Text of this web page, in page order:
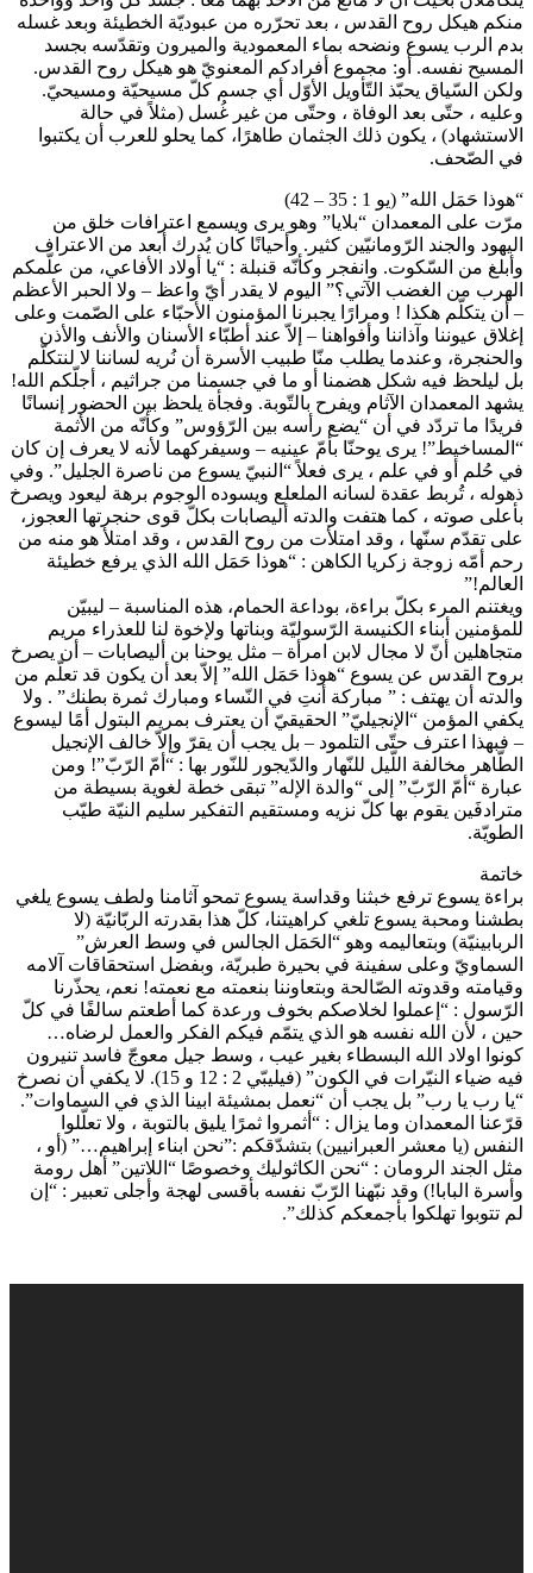
منكم هيكل روح القدس ، بعد تحرّره من عبوديّة الخطيئة وبعد غسله
بدم الرب يسوع ونضحه بماء المعمودية والميرون وتقدّسه بجسد
المسيح نفسه. أو: مجموع أفرادكم المعنويّ هو هيكل روح القدس.
ولكن السّياق يحبّذ التّأويل الأوّل أي جسم كلّ مسيحيّة ومسيحيّ.
وعليه ، حتّى بعد الوفاة ، وحتّى من غير غُسل (مثلاً في حالة
الاستشهاد) ، يكون ذلك الجثمان طاهرًا، كما يحلو للعرب أن يكتبوا
في الصّحف.
“هوذا حَمَل الله” (يو 1 : 35 – 42)
مرّت على المعمدان “بلايا” وهو يرى ويسمع اعترافات خلق من
اليهود والجند الرّومانيّين كثير. وأحيانًا كان يُدرك أبعد من الاعتراف
وأبلغ من السّكوت. وانفجر وكأنّه قنبلة : “يا أولاد الأفاعي، من علّمكم
الهرب من الغضب الآتي؟” اليوم لا يقدر أيّ واعظ – ولا الحبر الأعظم
– أن يتكلّم هكذا ! ومرارًا يجبرنا المؤمنون الأحبّاء على الصّمت وعلى
إغلاق عيوننا وآذاننا وأفواهنا – إلاّ عند أطبّاء الأسنان والأنف والأذن
والحنجرة، وعندما يطلب منّا طبيب الأسرة أن نُريه لساننا لا لنتكلّم
بل ليلحظ فيه شكل هضمنا أو ما في جسمنا من جراثيم ، أجلّكم الله!
يشهد المعمدان الآثام ويفرح بالتّوبة. وفجأة يلحظ بين الحضور إنسانًا
فريدًا ما تردّد في أن “يضع رأسه بين الرّؤوس” وكأنّه من الأثمة
“المساخيط”! يرى يوحنّا بأمّ عينيه – وسيفركهما لأنه لا يعرف إن كان
في حُلم أو في علم ، يرى فعلاً “النبيّ يسوع من ناصرة الجليل”. وفي
ذهوله ، تُربط عقدة لسانه الملعلع ويسوده الوجوم برهة ليعود ويصرخ
بأعلى صوته ، كما هتفت والدته أليصابات بكلّ قوى حنجرتها العجوز،
على تقدّم سنّها ، وقد امتلأت من روح القدس ، وقد امتلأ هو منه من
رحم أمّه زوجة زكريا الكاهن : “هوذا حَمَل الله الذي يرفع خطيئة
العالم!”
ويغتنم المرء بكلّ براءة، بوداعة الحمام، هذه المناسبة – ليبيّن
للمؤمنين أبناء الكنيسة الرّسوليّة وبناتها ولإخوة لنا للعذراء مريم
متجاهلين أنّ لا مجال لابن امرأة – مثل يوحنا بن أليصابات – أن يصرخ
بروح القدس عن يسوع “هوذا حَمَل الله” إلاّ بعد أن يكون قد تعلّم من
والدته أن يهتف : ” مباركة أنتِ في النّساء ومبارك ثمرة بطنك” . ولا
يكفي المؤمن “الإنجيليّ” الحقيقيّ أن يعترف بمريم البتول أمًا ليسوع
– فبهذا اعترف حتّى التلمود – بل يجب أن يقرّ وإلاّ خالف الإنجيل
الطّاهر مخالفة اللّيل للنّهار والدّيجور للنّور بها : “أمّ الرّبّ”! ومن
عبارة “أمّ الرّبّ” إلى “والدة الإله” تبقى خطة لغوية بسيطة من
مترادفَين يقوم بها كلّ نزيه ومستقيم التفكير سليم النيّة طيّب
الطويّة.
خاتمة
براءة يسوع ترفع خبثنا وقداسة يسوع تمحو آثامنا ولطف يسوع يلغي
بطشنا ومحبة يسوع تلغي كراهيتنا، كلّ هذا بقدرته الربّانيّة (لا
الربابينيّة) وبتعاليمه وهو “الحَمَل الجالس في وسط العرش”
السماويّ وعلى سفينة في بحيرة طبريّة، وبفضل استحقاقات آلامه
وقيامته وقدوته الصّالحة وبتعاوننا بنعمته مع نعمته! نعم، يحذّرنا
الرّسول : “إعملوا لخلاصكم بخوف ورعدة كما أطعتم سالفًا في كلّ
حين ، لأن الله نفسه هو الذي يتمّم فيكم الفكر والعمل لرضاه…
كونوا اولاد الله البسطاء بغير عيب ، وسط جيل معوجّ فاسد تنيرون
فيه ضياء النيّرات في الكون” (فيليبّي 2 : 12 و 15). لا يكفي أن نصرخ
“يا رب يا رب” بل يجب أن “نعمل بمشيئة ابينا الذي في السماوات”.
قرّعنا المعمدان وما يزال : “أثمروا ثمرًا يليق بالتوبة ، ولا تعلّلوا
النفس (يا معشر العبرانيين) بتشدّقكم :”نحن ابناء إبراهيم…” (أو ،
مثل الجند الرومان : “نحن الكاثوليك وخصوصًا “اللاتين” أهل رومة
وأسرة البابا!) وقد نبّهنا الرّبّ نفسه بأقسى لهجة وأجلى تعبير : “إن
لم تتوبوا تهلكوا بأجمعكم كذلك”.